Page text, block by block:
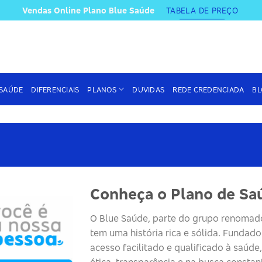
Vendas Online Plano Blue Saúde TABELA DE PREÇO
DIFERENCIAIS PLANOS DUVIDAS REDE CREDENCIADA
Conheça o Plano de
O Blue Saúde, parte do grupo
tem uma história rica e sólida.
acesso facilitado e qualificado à